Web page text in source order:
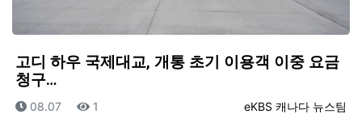
고디 하우 국제대교, 개통 초기 이용객 이중 요금
청구…
등록자
eKBS 캐나다 뉴스팀
등록일
08.07 조회
1